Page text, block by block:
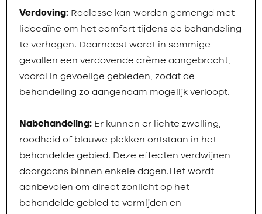
Verdoving: Radiesse kan worden gemengd met
lidocaïne om het comfort tijdens de behandeling
te verhogen. Daarnaast wordt in sommige
gevallen een verdovende crème aangebracht,
vooral in gevoelige gebieden, zodat de
behandeling zo aangenaam mogelijk verloopt.
Nabehandeling: Er kunnen er lichte zwelling,
roodheid of blauwe plekken ontstaan in het
behandelde gebied. Deze effecten verdwijnen
doorgaans binnen enkele dagen.Het wordt
aanbevolen om direct zonlicht op het
behandelde gebied te vermijden en